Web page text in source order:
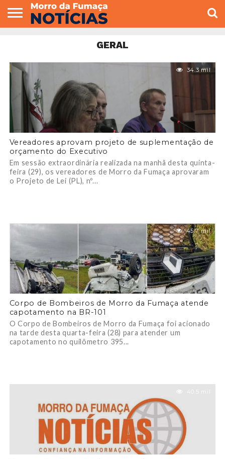
GERAL
34.3 mil
Vereadores aprovam projeto de suplementação de
orçamento do Executivo
Em sessão extraordinária realizada na manhã desta quinta-
feira (29), os vereadores de Morro da Fumaça aprovaram
o Projeto de Lei (PL), nº...
45.7 mil
Corpo de Bombeiros de Morro da Fumaça atende
capotamento na BR-101
O Corpo de Bombeiros de Morro da Fumaça foi acionado
na tarde desta quarta-feira (28) para atender um
capotamento no quilômetro 395...
40.5 mil